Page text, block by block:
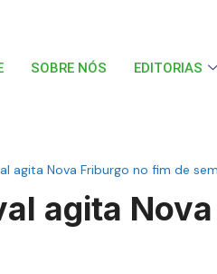
SOBRE NÓS EDITORIAS
agita Nova Friburgo no fim de
agita